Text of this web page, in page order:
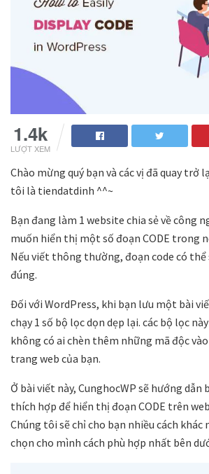
1.4k
LƯỢT XEM
Chào mừng quý bạn và các vị đã quay trở
tôi là tiendatdinh ^^~
Bạn đang làm 1 website chia sẻ về công
muốn hiển thị một số đoạn CODE trong
Nếu viết thông thường, đoạn code có
đúng.
Đối với WordPress, khi bạn lưu một bài
chạy 1 số bộ lọc dọn dẹp lại. các bộ lọc
không có ai chèn thêm những mã độc
trang web của bạn.
Ở bài viết này, CunghocWP sẽ hướng dẫn
thích hợp để hiển thị đoạn CODE trên
Chúng tôi sẽ chỉ cho bạn nhiều cách khác
chọn cho mình cách phù hợp nhất bên